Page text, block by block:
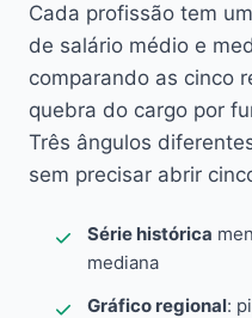
Cada profissão tem
de salário médio e
comparando as cinco
quebra do cargo por
Três ângulos
sem precisar abrir
Série histórica
mediana
Gráfico regional: